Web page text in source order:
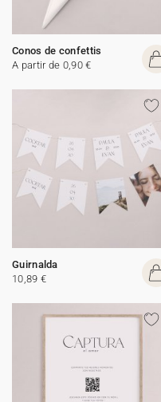
Conos de confettis
A partir de 0,90 €
Guirnalda
10,89 €